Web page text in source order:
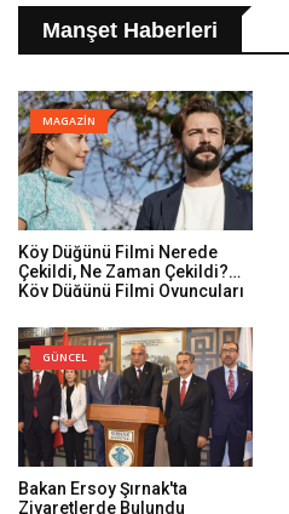
Manşet Haberleri
MAGAZİN
Köy Düğünü Filmi Nerede
Çekildi, Ne Zaman Çekildi?
Köy Düğünü Filmi Oyuncuları
GÜNCEL
Bakan Ersoy Şırnak'ta
Ziyaretlerde Bulundu